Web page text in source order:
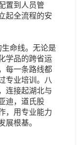
置到人员管
起全流程的安
命线。无论是
学品的跨省运
每一条路线都
专业培训。八
连接起湖北与
迪，道氏股
，用专业能力
展根基。